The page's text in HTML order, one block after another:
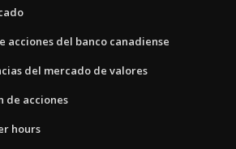
acciones del banco canadiense
del mercado de valores
de acciones
hours